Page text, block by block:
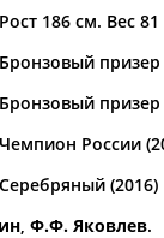
П
с
чч
Рост 186 см. Вес 81
Бронзовый
Бронзовый призер
Чемпион России
Серебряный
Ф.Ф. Яковлев.